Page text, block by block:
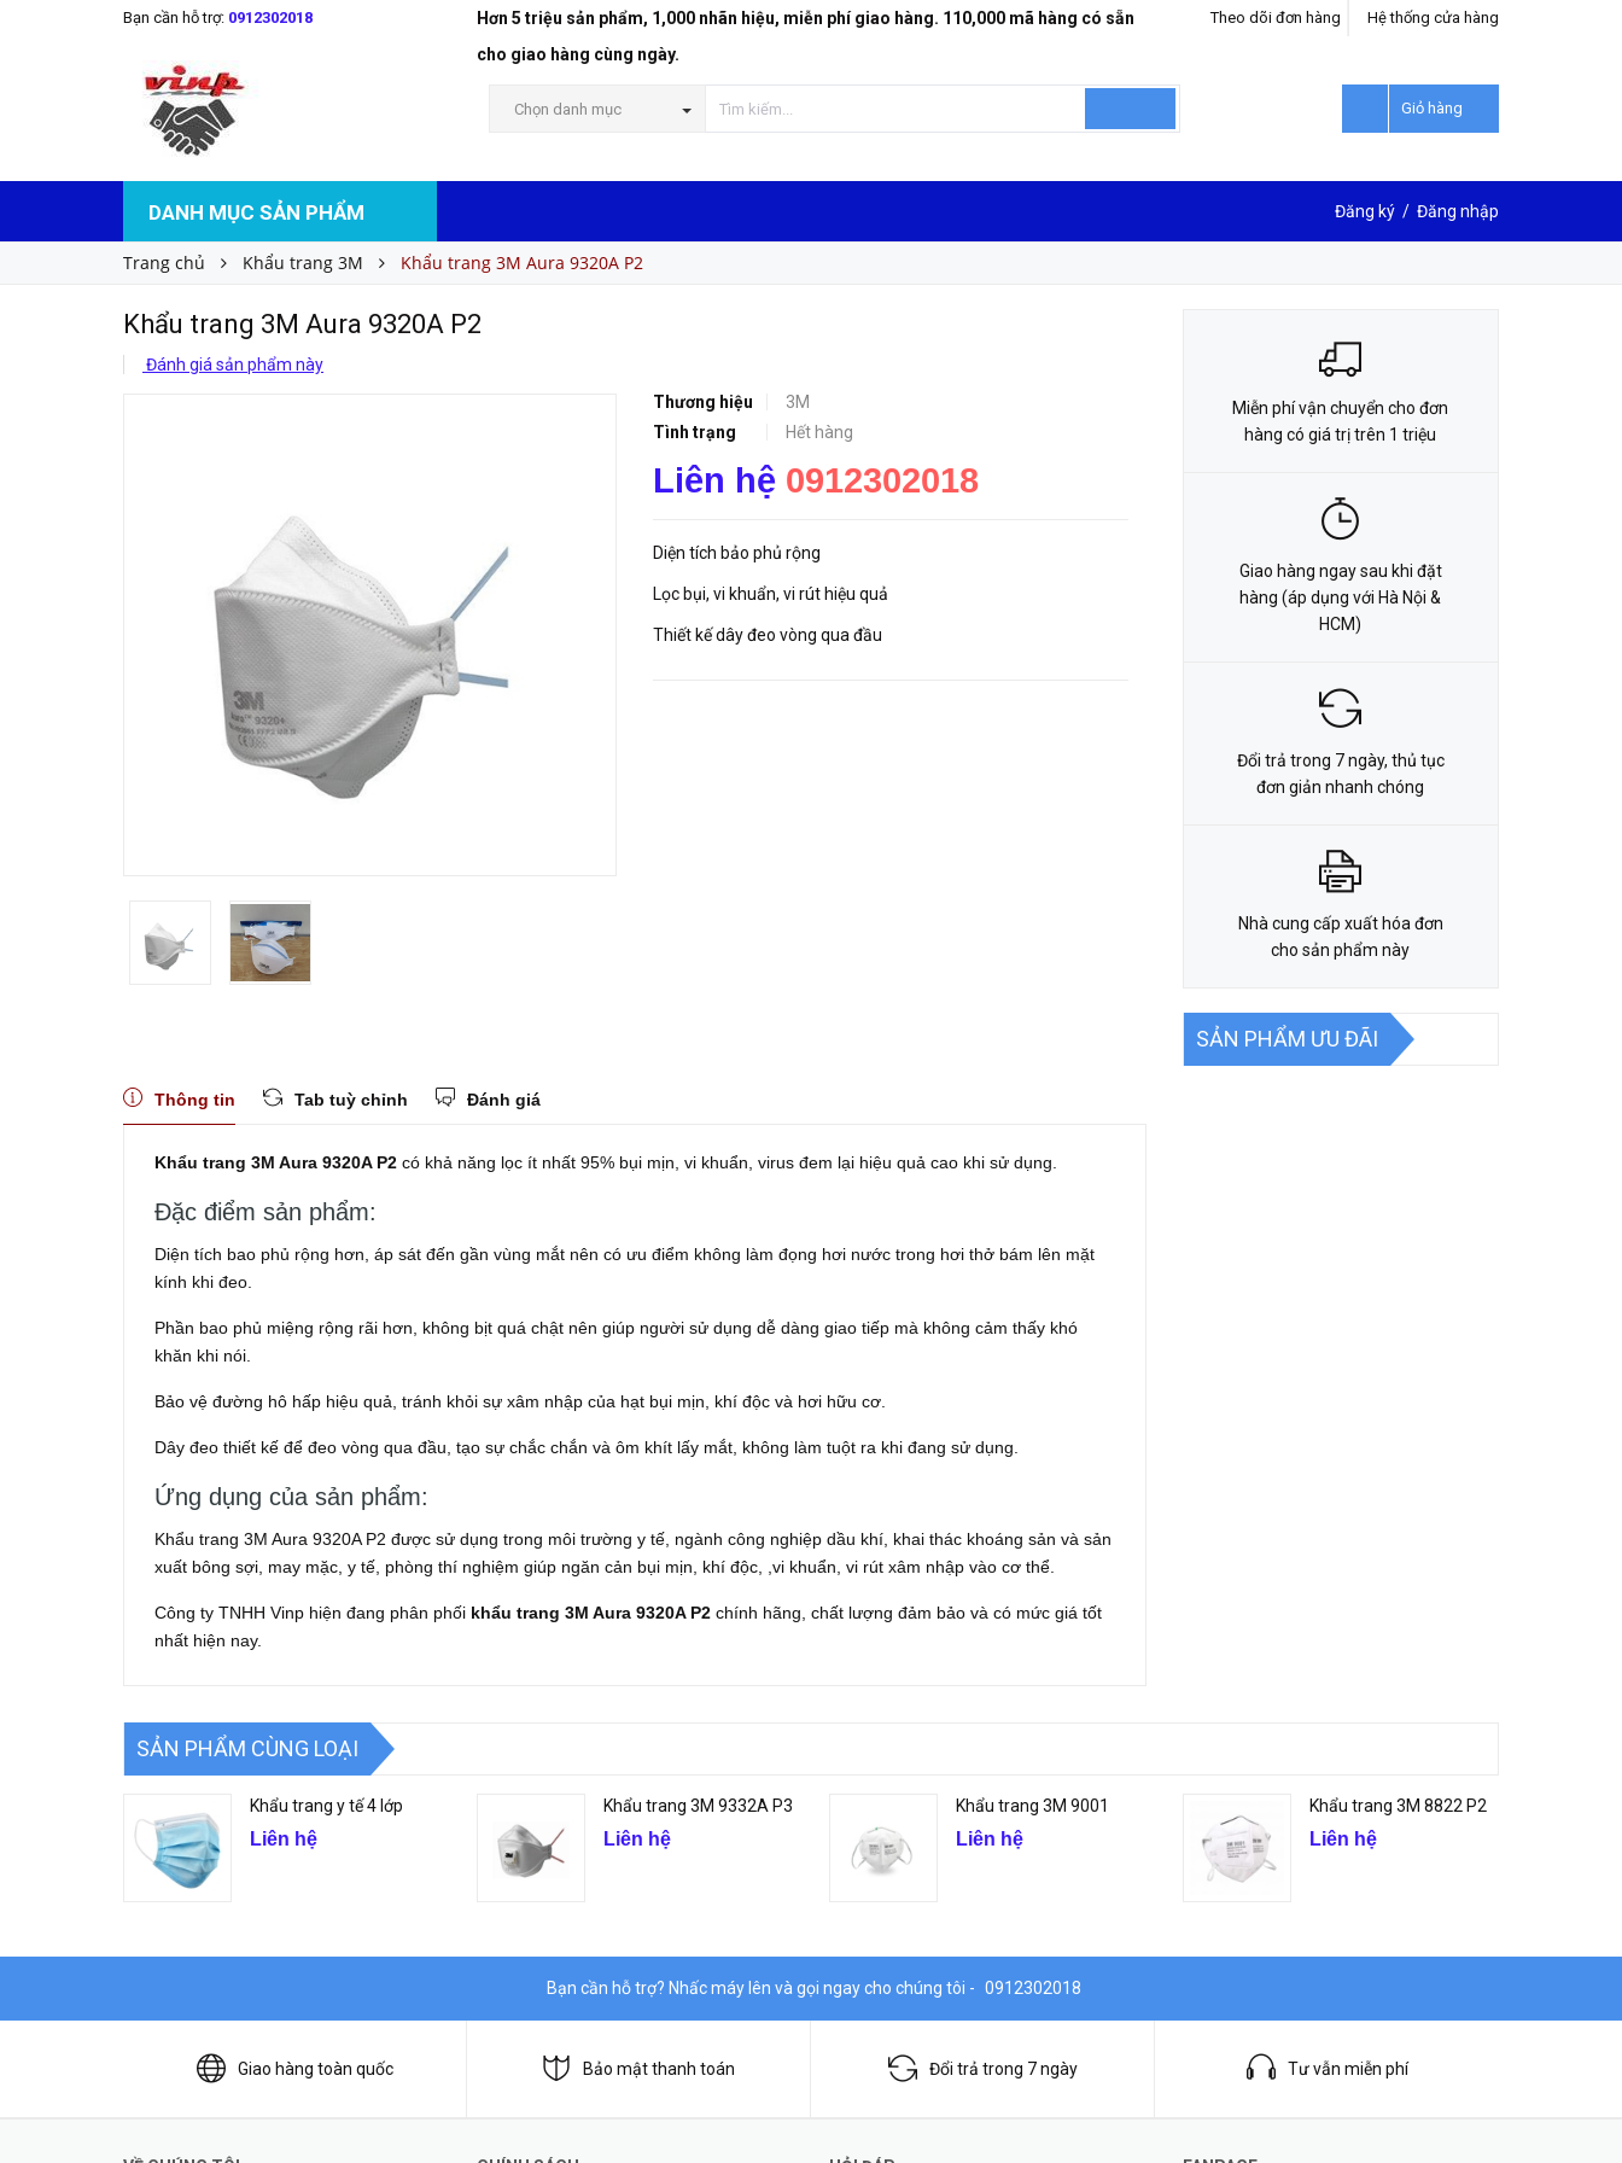
Bạn cần hỗ trợ: 0912302018
Hơn 5 triệu sản phẩm, 1,000 nhãn hiệu, miễn phí giao hàng. 110,000 mã hàng có sẵn
cho giao hàng cùng ngày.
Hệ thống cửa hàng
Theo dõi đơn hàng
Chọn danh mục Giỏ hàng
DANH MỤC SẢN PHẨM Đăng ký / Đăng nhập
Trang chủ Khẩu trang 3M Khẩu trang 3M Aura 9320A P2
Khẩu trang 3M Aura 9320A P2
Đánh giá sản phẩm này
Thương hiệu
3M
Tình trạng
Hết hàng
Liên hệ 0912302018
Diện tích bảo phủ rộng
Lọc bụi, vi khuẩn, vi rút hiệu quả
Thiết kế dây đeo vòng qua đầu
Khẩu trang 3M Aura 9320A P2 LIÊN HỆ ĐẶT HÀNG
Thông tin Tab tuỳ chỉnh Đánh giá
Khẩu trang 3M Aura 9320A P2 có khả năng lọc ít nhất 95% bụi mịn, vi khuẩn, virus đem lại hiệu quả cao khi sử dụng.
Đặc điểm sản phẩm:
Diện tích bao phủ rộng hơn, áp sát đến gần vùng mắt nên có ưu điểm không làm đọng hơi nước trong hơi thở bám lên mặt
kính khi đeo.
Phần bao phủ miệng rộng rãi hơn, không bịt quá chật nên giúp người sử dụng dễ dàng giao tiếp mà không cảm thấy khó
khăn khi nói.
Bảo vệ đường hô hấp hiệu quả, tránh khỏi sự xâm nhập của hạt bụi mịn, khí độc và hơi hữu cơ.
Dây đeo thiết kế để đeo vòng qua đầu, tạo sự chắc chắn và ôm khít lấy mắt, không làm tuột ra khi đang sử dụng.
Ứng dụng của sản phẩm:
Khẩu trang 3M Aura 9320A P2 được sử dụng trong môi trường y tế, ngành công nghiệp dầu khí, khai thác khoáng sản và sản
xuất bông sợi, may mặc, y tế, phòng thí nghiệm giúp ngăn cản bụi mịn, khí độc, ,vi khuẩn, vi rút xâm nhập vào cơ thể.
Công ty TNHH Vinp hiện đang phân phối khẩu trang 3M Aura 9320A P2 chính hãng, chất lượng đảm bảo và có mức giá tốt
nhất hiện nay.
Miễn phí vận chuyển cho đơn
hàng có giá trị trên 1 triệu
Giao hàng ngay sau khi đặt
hàng (áp dụng với Hà Nội &
HCM)
Đổi trả trong 7 ngày, thủ tục
đơn giản nhanh chóng
Nhà cung cấp xuất hóa đơn
cho sản phẩm này
SẢN PHẨM ƯU ĐÃI
SẢN PHẨM CÙNG LOẠI
Khẩu trang y tế 4 lớp
Liên hệ
Khẩu trang 3M 9332A P3
Liên hệ
Khẩu trang 3M 9001
Liên hệ
Khẩu trang 3M 8822 P2
Liên hệ
Bạn cần hỗ trợ? Nhấc máy lên và gọi ngay cho chúng tôi - 0912302018
Giao hàng toàn quốc Bảo mật thanh toán Đổi trả trong 7 ngày Tư vẫn miễn phí